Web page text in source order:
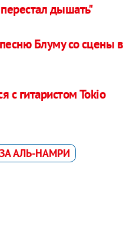
дышать"
Блуму со сцены в
с гитаристом Tokio
АЛЬ-НАМРИ